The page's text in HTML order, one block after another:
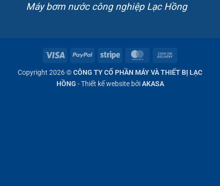
Máy bơm nước công nghiệp Lạc Hồng
Visa PayPal Stripe MasterCard
Delivery
Copyright 2026 ©CÔNG TY CỔ PHẦN MÁY VÀ THIẾT BỊ LẠC
HỒNG - Thiết kế website bởiAKASA